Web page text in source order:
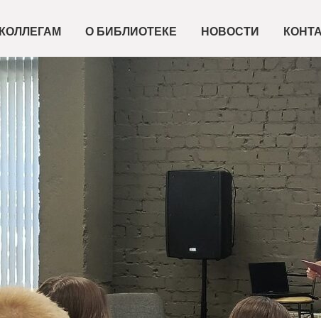
КОЛЛЕГАМ О БИБЛИОТЕКЕ НОВОСТИ